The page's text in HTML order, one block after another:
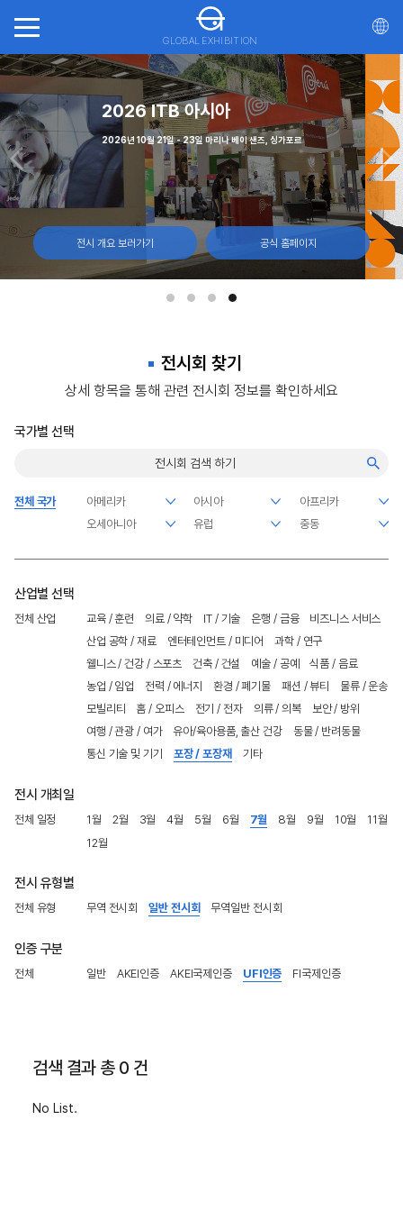
GLOBAL EXHIBITION
회(ITTS)
리올 캐나다
전시 개요 보러가기 공식 홈페이지
스
일, 라스베이거스 컨벤션 센터
전시 개요 보러가기 공식 홈페이지
캐나다 토론토, 엑시비션 플레이스
전시 개요 보러가기 공식 홈페이지
2026 ITB 아시아
2026년 10월 21일 - 23일 마리나 베이 샌즈, 싱가포르
전시 개요 보러가기 공식 홈페이지
전시회 찾기
상세 항목을 통해 관련 전시회 정보를 확인하세요
국가별 선택
전체 국가
산업별 선택
전체 산업 교육 / 훈련 의료 / 약학 IT / 기술 은행 / 금융
비즈니스 서비스
산업 공학 / 재료
엔터테인먼트 / 미디어
과학 / 연구
웰니스 / 건강 / 스포츠
건축 / 건설 예술 / 공예
식품 / 음료
농업 / 임업
전력 / 에너지 환경 / 폐기물 패션 / 뷰티
물류 / 운송
모빌리티
홈 / 오피스 전기 / 전자 의류 / 의복
보안 / 방위
여행 / 관광 / 여가
유아/육아용품, 출산 건강
동물 / 반려동물
통신 기술 및 기기
포장 / 포장재 기타
전시 개최일
전체 일정 1월 2월 3월 4월 5월 6월 7월 8월 9월 10월
11월
12월
전시 유형별
전체 유형 무역 전시회 일반 전시회 무역일반 전시회
인증 구분
전체 일반 AKEI인증 AKEI국제인증 UFI인증 FI국제인증
검색 결과 총 0 건
No List.